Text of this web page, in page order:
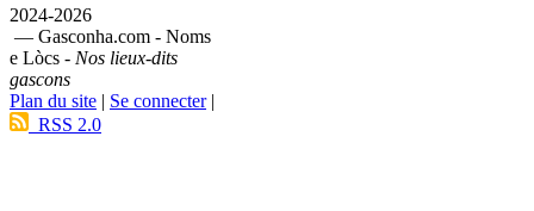
2024-2026
— Gasconha.com - Noms
e Lòcs - Nos lieux-dits
gascons
Plan du site | Se connecter|
RSS 2.0